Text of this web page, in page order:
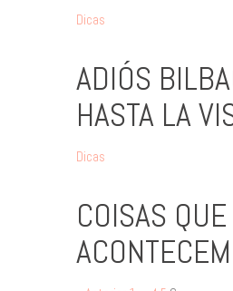
Dicas
ADIÓS
HASTA LA
Dicas
COISAS QUE